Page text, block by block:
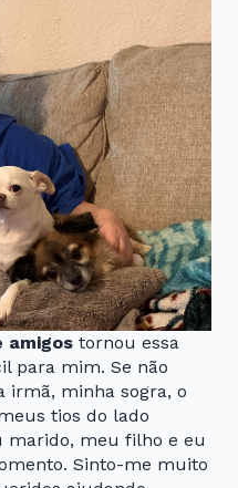
amigos tornou essa
para mim. Se não
irmã, minha sogra, o
tios do lado
marido, meu filho e eu
Sinto-me muito